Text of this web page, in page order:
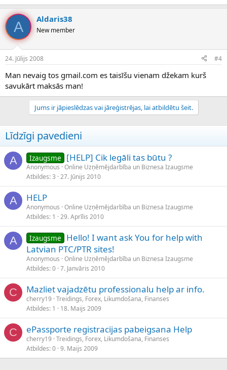
A Aldaris38
New member
24. Jūlijs 2008 #4
Man nevaig tos gmail.com es taisīšu vienam džekam kurš
savukārt maksās man!
Jums ir jāpieslēdzas vai jāreģistrējas, lai atbildētu šeit.
Līdzīgi pavedieni
A Izaugsme [HELP] Cik legāli tas būtu ?
Anonymous Online Uzņēmējdarbība un Biznesa Izaugsme
Atbildes 3 27. Jūnijs 2010
A HELP
Anonymous Online Uzņēmējdarbība un Biznesa Izaugsme
Atbildes 1 29. Aprīlis 2010
A Izaugsme
Hello! I want ask You for help with
Latvian PTC/PTR sites!
Anonymous Online Uzņēmējdarbība un Biznesa Izaugsme
Atbildes 0 7. Janvāris 2010
C Mazliet vajadzētu professionalu help ar info.
cherry19 Treidings, Forex, Likumdošana, Finanses
Atbildes 1 18. Maijs 2009
C ePassporte registracijas pabeigsana Help
cherry19 Treidings, Forex, Likumdošana, Finanses
Atbildes 0 9. Maijs 2009